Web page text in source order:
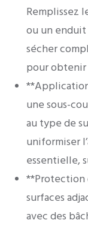
Remplissez
ou un enduit
sécher
pour obtenir
une sous-
au type de
uniformiser
essentielle,
**Protection
surfaces
avec des